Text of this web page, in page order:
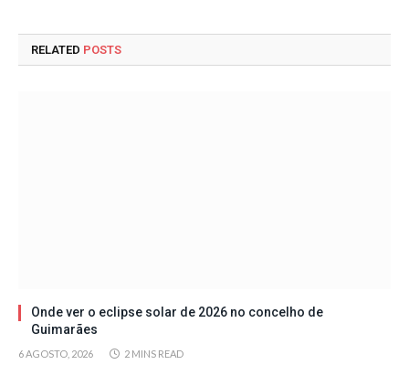
RELATED POSTS
Onde ver o eclipse solar de 2026 no concelho de
Guimarães
6 AGOSTO, 2026 2 MINS READ